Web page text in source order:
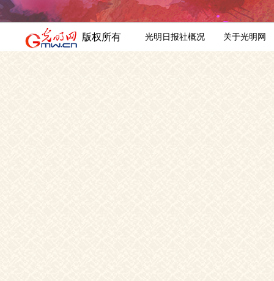
版权所有 光明日报社概况 关于光明网